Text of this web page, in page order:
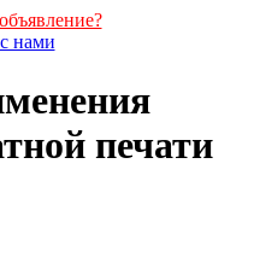
нами
печати